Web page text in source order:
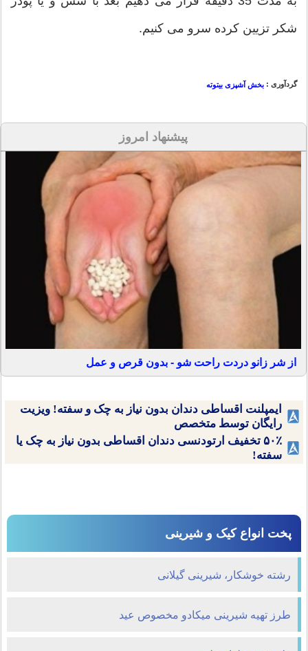
شكر تزيين كرده سرو می كنيم.
گردآوری : بخش آشپزی بیتوته
پیشنهاد امروز
از شر زانو دردت راحت شو - بدون قرص و عمل
ایمپلنت اقساطی دندان بدون نیاز به چک و سفته! ویزیت
رایگان توسط متخصص
۵۰٪ تخفیف ارتودنسی دندان اقساطی بدون نیاز به چک یا
سفته!
پخت انواع کیک و شیرینی
رشته خوشکار، شیرینی گیلانی
طرز تهیه شیرینی میکادو مخصوص عید